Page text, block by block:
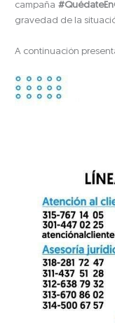
campaña
gravedad de la
A continuación